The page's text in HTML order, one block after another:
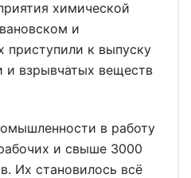
химической
и
приступили к выпуску
и взрывчатых веществ
в работу
и свыше 3000
Их становилось всё